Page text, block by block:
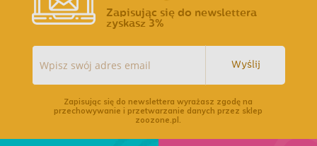
Zapisując się do newslettera
zyskasz 3%
Wyślij
Zapisując się do newslettera wyrażasz zgodę na
przechowywanie i przetwarzanie danych przez sklep
zoozone.pl.